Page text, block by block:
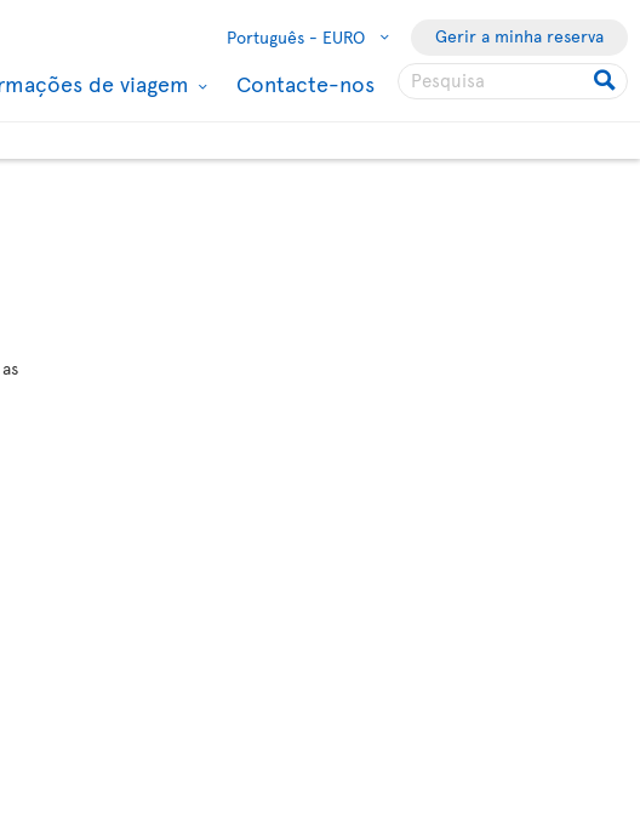
Português - EURO Gerir a minha reserva
de viagem Contacte-nos